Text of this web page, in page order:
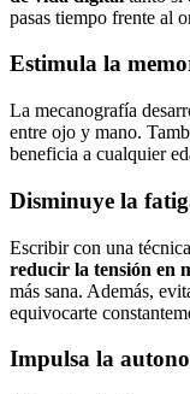
pasas tiempo frente al
Estimula la
La mecanografía
entre ojo y mano.
beneficia a cualquier
Disminuye la
Escribir con una
reducir la tensión en
más sana. Además,
equivocarte
Impulsa la